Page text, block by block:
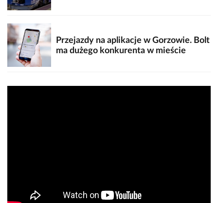
Przejazdy na aplikacje w Gorzowie. Bolt
ma dużego konkurenta w mieście